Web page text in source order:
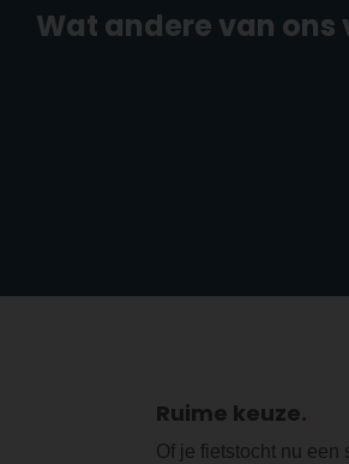
Wat andere van ons
Ruime keuze
Of je fietstocht nu een